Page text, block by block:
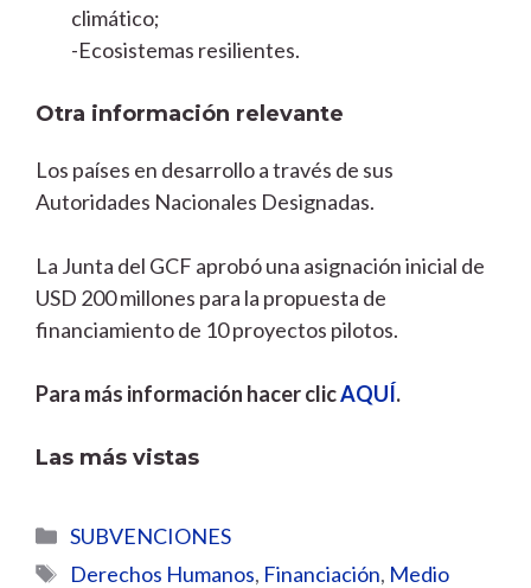
climático;
-Ecosistemas resilientes.
Otra información relevante
Los países en desarrollo a través de sus
Autoridades Nacionales Designadas.
La Junta del GCF aprobó una asignación inicial de
USD 200 millones para la propuesta de
financiamiento de 10 proyectos pilotos.
Para más información hacer clicAQUÍ.
Las más vistas
Categorías
SUBVENCIONES
Etiquetas
Derechos Humanos, Financiación, Medio